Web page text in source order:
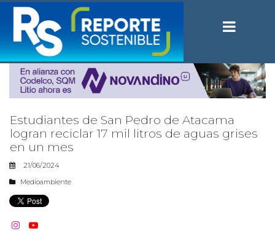
Estudiantes de San Pedro de Atacama
logran reciclar 17 mil litros de aguas grises
en un mes
21/06/2024
Medioambiente
 